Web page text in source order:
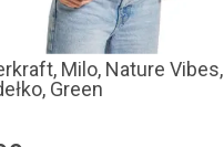
Milo, Nature Vibes,
Green